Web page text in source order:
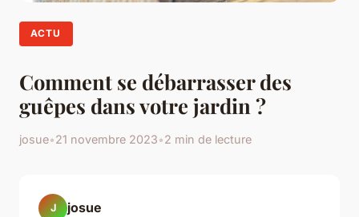
ACTU
Comment se débarrasser des
guêpes dans votre jardin ?
josue•21 novembre 2023•2 min de lecture
J josue